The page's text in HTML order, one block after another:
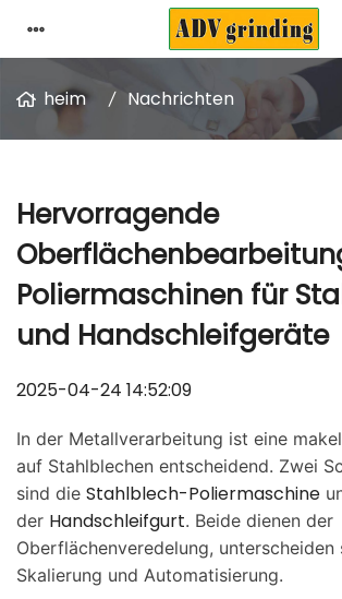
heim Nachrichten
Hervorragende
Poliermaschinen für
und Handschleifgeräte
2025-04-24 14:52:09
In der Metallverarbeitung ist eine
auf Stahlblechen entscheidend. Zwei
sind die Stahlblech-Poliermaschine
der Handschleifgurt. Beide dienen der
Oberflächenveredelung, unterscheiden
Skalierung und Automatisierung.